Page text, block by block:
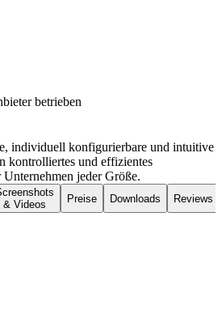
betrieben
individuell konfigurierbare und intuitive
kontrolliertes und effizientes
Unternehmen jeder Größe.
& Videos
Preise Downloads Reviews